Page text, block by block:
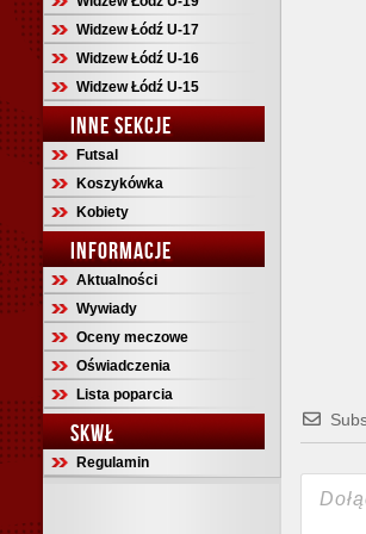
Widzew Łódź U-17
Widzew Łódź U-16
Widzew Łódź U-15
INNE SEKCJE
Futsal
Koszykówka
Kobiety
INFORMACJE
Aktualności
Wywiady
Oceny meczowe
Oświadczenia
Lista poparcia
SKWŁ
Regulamin